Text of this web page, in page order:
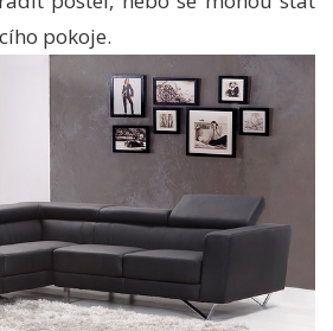
pokoje.